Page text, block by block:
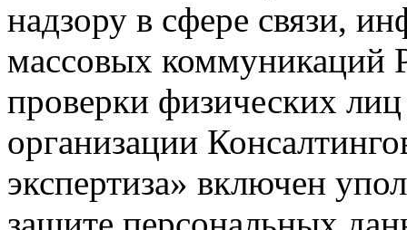
надзору в сфере связи,
массовых коммуникаций
проверки физических
организации
экспертиза» включен